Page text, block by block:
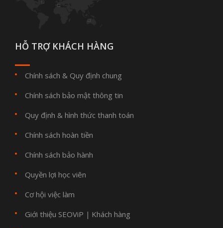
HỖ TRỢ KHÁCH HÀNG
Chính sách & Quy định chung
Chính sách bảo mật thông tin
Quy định & hình thức thanh toán
Chính sách hoàn tiền
Chính sách bảo hành
Quyền lợi học viên
Cơ hội việc làm
Giới thiệu SEOViP | Khách hàng